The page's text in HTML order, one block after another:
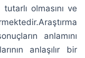
olmasını ve
anlamını
anlaşılır bir